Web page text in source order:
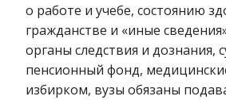
о работе и учебе, состоянию
гражданстве и «иные
органы следствия и дознания,
пенсионный фонд,
избирком, вузы обязаны